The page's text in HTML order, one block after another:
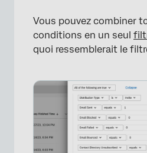
Vous pouvez combiner
conditions en un seul
quoi ressemblerait le